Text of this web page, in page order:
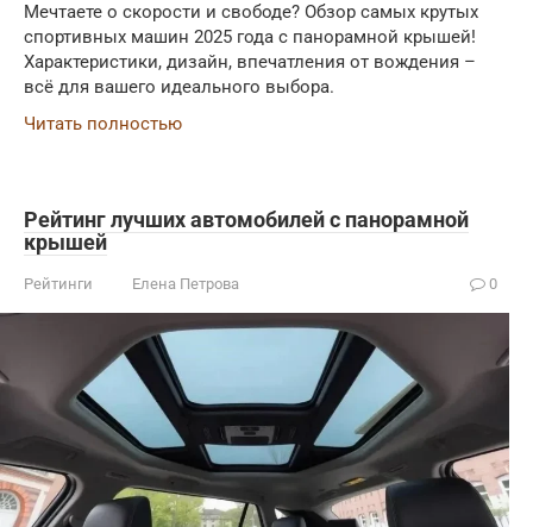
Мечтаете о скорости и свободе? Обзор самых крутых
спортивных машин 2025 года с панорамной крышей!
Характеристики, дизайн, впечатления от вождения –
всё для вашего идеального выбора.
Читать полностью
Рейтинг лучших автомобилей с панорамной
крышей
Рейтинги Елена Петрова 0